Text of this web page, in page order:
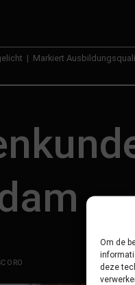
Om de
deze
| Markiert